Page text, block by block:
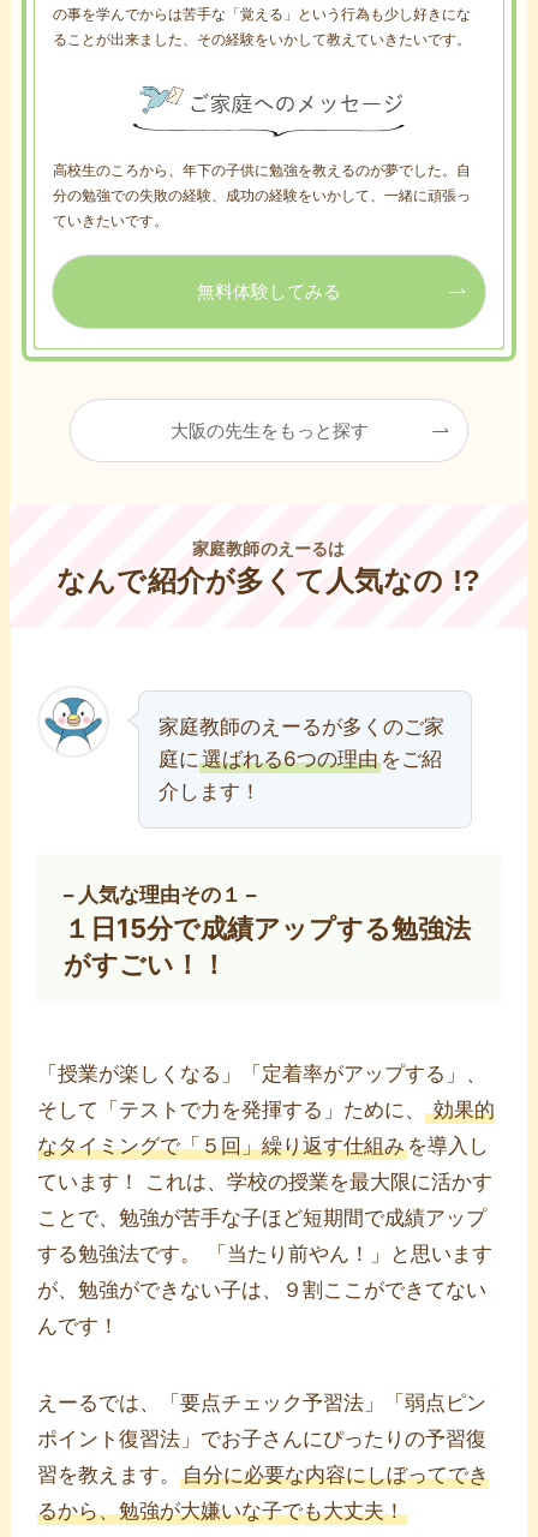
の事を学んでからは苦手な「覚える」という行為も少し好きにな
ることが出来ました、その経験をいかして教えていきたいです。
高校生のころから、年下の子供に勉強を教えるのが夢でした。自
分の勉強での失敗の経験、成功の経験をいかして、一緒に頑張っ
ていきたいです。
無料体験してみる
大阪の先生をもっと探す
家庭教師のえーるは
なんで紹介が多くて人気なの !?
家庭教師のえーるが多くのご家
庭に選ばれる6つの理由をご紹
介します！
– 人気な理由その１ –
１日15分で成績アップする勉強法
がすごい！！
「授業が楽しくなる」「定着率がアップする」、
そして「テストで力を発揮する」ために、効果的
なタイミングで「５回」繰り返す仕組みを導入し
ています！ これは、学校の授業を最大限に活かす
ことで、勉強が苦手な子ほど短期間で成績アップ
する勉強法です。 「当たり前やん！」と思います
が、勉強ができない子は、９割ここができてない
んです！
えーるでは、「要点チェック予習法」「弱点ピン
ポイント復習法」でお子さんにぴったりの予習復
習を教えます。自分に必要な内容にしぼってでき
るから、勉強が大嫌いな子でも大丈夫！